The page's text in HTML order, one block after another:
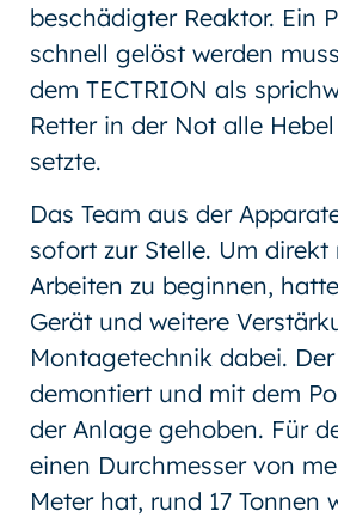
beschädigter Reaktor. Ein
schnell gelöst werden
dem TECTRION als
Retter in der Not alle
setzte.
Das Team aus der
sofort zur Stelle. Um direkt
Arbeiten zu beginnen,
Gerät und weitere
Montagetechnik dabei.
demontiert und mit dem
der Anlage gehoben. Für
einen Durchmesser von
Meter hat, rund 17 Tonnen